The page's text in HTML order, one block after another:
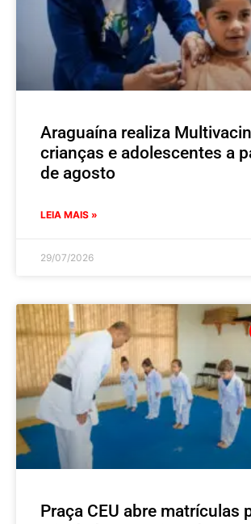
Araguaína realiza
crianças e adolescentes a
de agosto
LEIA MAIS »
29/07/2026
Praça CEU abre matrículas